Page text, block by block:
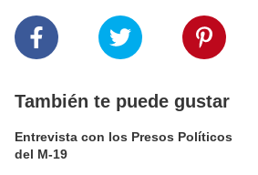
También te puede gustar
Entrevista con los Presos Políticos
del M-19